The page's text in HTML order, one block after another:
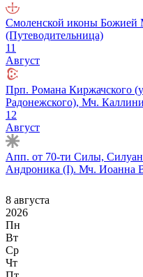
Смоленской иконы Божией
(Путеводительница)
11
Август
Прп. Романа Киржачского
Радонежского), Мч.
12
Август
Апп. от 70-ти Силы,
Андроника (I). Мч. Иоанна
8 августа
2026
Пн
Вт
Ср
Чт